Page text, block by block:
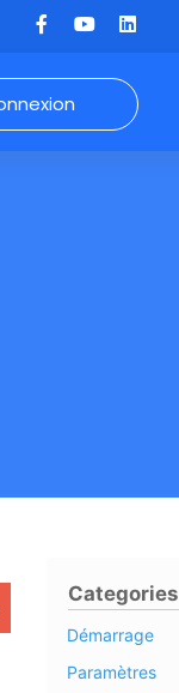
Categories
Démarrage
Paramètres